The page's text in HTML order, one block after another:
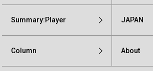
Summary:Player JAPAN
Column About